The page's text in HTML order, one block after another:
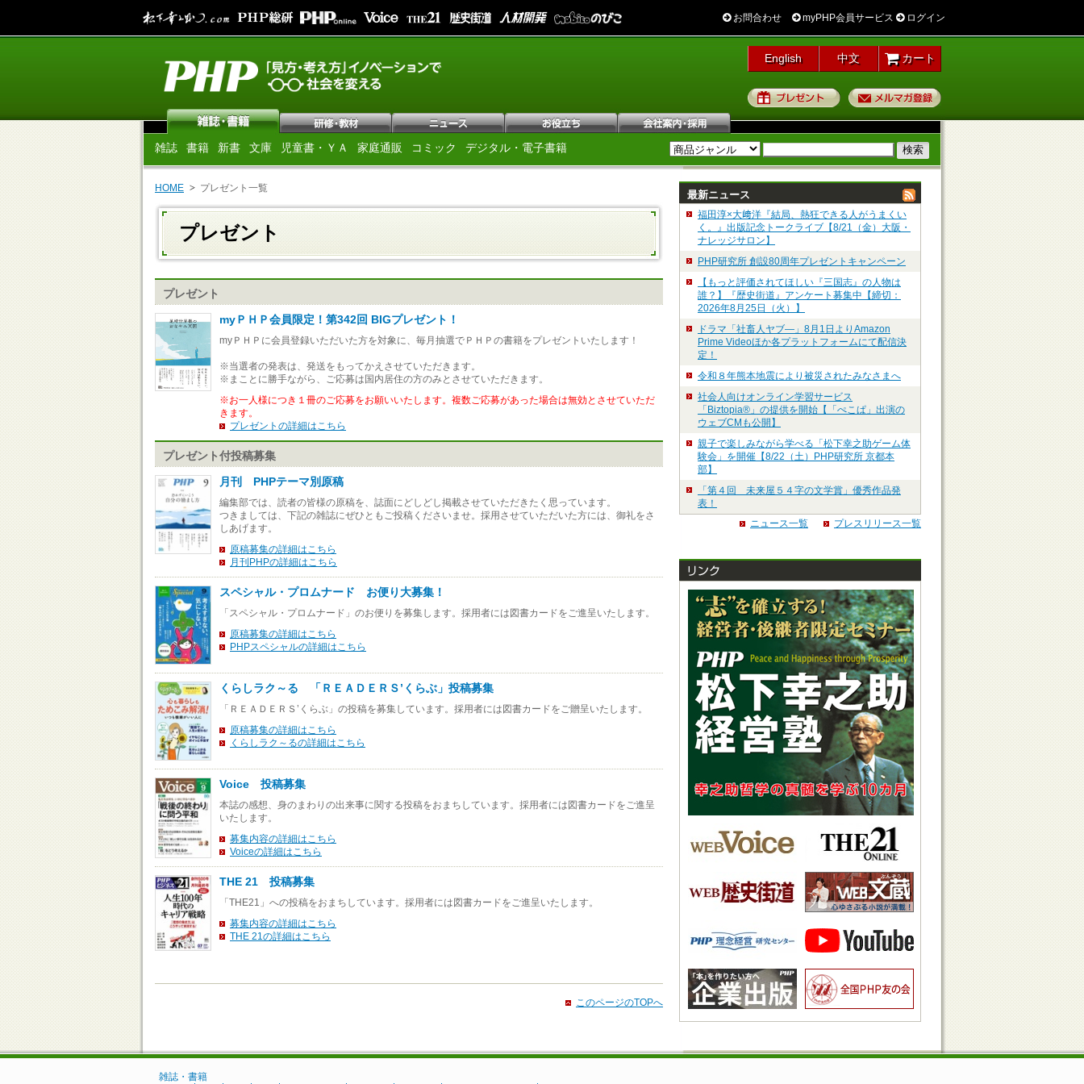
お問合わせ myPHP会員サービス ログイン
English 中文 カート
プレゼント
雑誌 書籍 新書 文庫 児童書・ＹＡ 家庭通販 コミック デジタル・電子書籍
HOME プレゼント一覧
プレゼント
プレゼント
myＰＨＰ会員限定！第342回 BIGプレゼント！
myＰＨＰに会員登録いただいた方を対象に、毎月抽選でＰＨＰの書籍をプレゼントいたします！
※当選者の発表は、発送をもってかえさせていただきます。
※まことに勝手ながら、ご応募は国内居住の方のみとさせていただきます。
※お一人様につき１冊のご応募をお願いいたします。複数ご応募があった場合は無効とさせていただ
きます。
プレゼントの詳細はこちら
プレゼント付投稿募集
月刊 PHPテーマ別原稿
編集部では、読者の皆様の原稿を、誌面にどしどし掲載させていただきたく思っています。
つきましては、下記の雑誌にぜひともご投稿くださいませ。採用させていただいた方には、御礼をさ
しあげます。
原稿募集の詳細はこちら
月刊PHPの詳細はこちら
スペシャル・プロムナード お便り大募集！
「スペシャル・プロムナード」のお便りを募集します。採用者には図書カードをご進呈いたします。
原稿募集の詳細はこちら
PHPスペシャルの詳細はこちら
くらしラク～る 「ＲＥＡＤＥＲＳ’くらぶ」投稿募集
「ＲＥＡＤＥＲＳ’くらぶ」の投稿を募集しています。採用者には図書カードをご贈呈いたします。
原稿募集の詳細はこちら
くらしラク～るの詳細はこちら
Voice 投稿募集
本誌の感想、身のまわりの出来事に関する投稿をおまちしています。採用者には図書カードをご進呈
いたします。
募集内容の詳細はこちら
Voiceの詳細はこちら
THE 21 投稿募集
「THE21」への投稿をおまちしています。採用者には図書カードをご進呈いたします。
募集内容の詳細はこちら
THE 21の詳細はこちら
このページのTOPへ
最新ニュース
福田淳×大﨑洋『結局、熱狂できる人がうまくい
く。』出版記念トークライブ【8/21（金）大阪・
ナレッジサロン】
PHP研究所 創設80周年プレゼントキャンペーン
【もっと評価されてほしい『三国志』の人物は
誰？】『歴史街道』アンケート募集中【締切：
2026年8月25日（火）】
ドラマ「社畜人ヤブ―」8月1日よりAmazon
Prime Videoほか各プラットフォームにて配信決
定！
令和８年熊本地震により被災されたみなさまへ
社会人向けオンライン学習サービス
「Biztopia®」の提供を開始【「ぺこぱ」出演の
ウェブCMも公開】
親子で楽しみながら学べる「松下幸之助ゲーム体
験会」を開催【8/22（土）PHP研究所 京都本
部】
「第４回 未来屋５４字の文学賞」優秀作品発
表！
ニュース一覧
プレスリリース一覧
雑誌・書籍